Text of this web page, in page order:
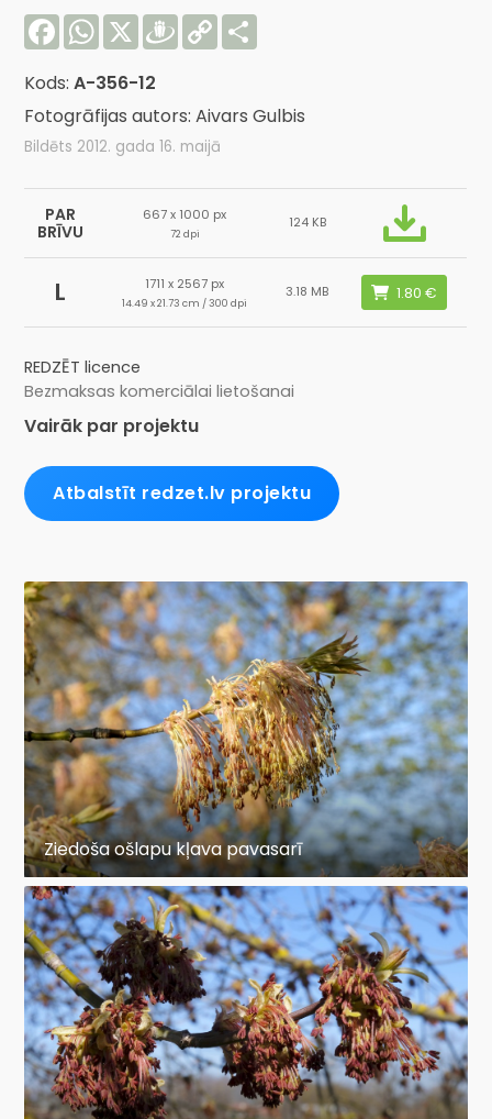
FacebookWhatsApp
X Draugiem
Copy
Link
Kods:A-356-12
Fotogrāfijas autors: Aivars Gulbis
Bildēts 2012. gada 16. maijā
PAR
BRĪVU
667 x 1000 px
72 dpi
124 KB
L 1711 x 2567 px
14.49 x 21.73 cm / 300 dpi
3.18 MB
REDZĒT licence
Bezmaksas komerciālai lietošanai
Vairāk par projektu
Atbalstīt redzet.lv projektu
Ziedoša ošlapu kļava pavasarī